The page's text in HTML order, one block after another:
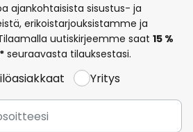
ajankohtaisista sisustus- ja
erikoistarjouksistamme ja
uutiskirjeemme saat 15 %
seuraavasta tilauksestasi.
Yritys